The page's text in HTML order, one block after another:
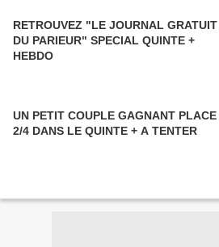
RETROUVEZ "LE JOURNAL GRATUIT
DU PARIEUR" SPECIAL QUINTE +
HEBDO
UN PETIT COUPLE GAGNANT PLACE
2/4 DANS LE QUINTE + A TENTER